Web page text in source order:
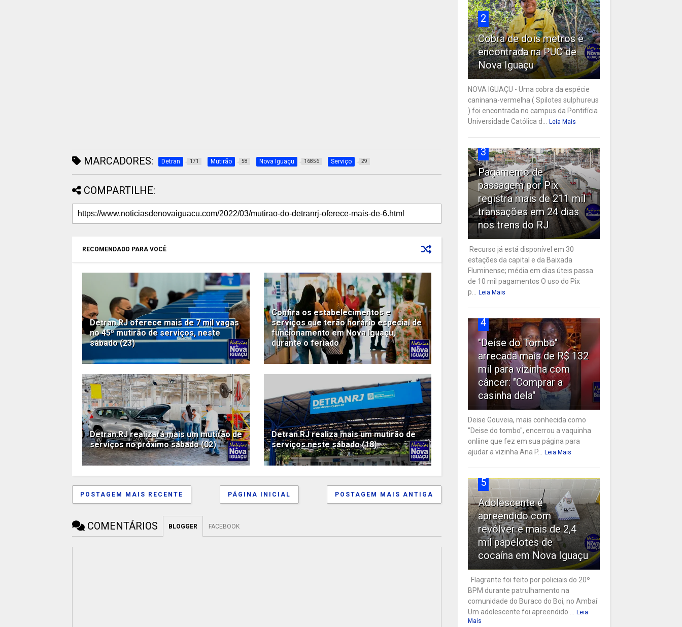
MARCADORES: Detran 171 Mutirão 58 Nova Iguaçu 16856 Serviço 29
COMPARTILHE:
RECOMENDADO PARA VOCÊ
Detran.RJ oferece mais de 7 mil vagas
no 45º mutirão de serviços, neste
sábado (23)
Confira os estabelecimentos e
serviços que terão horário especial de
funcionamento em Nova Iguaçu,
durante o feriado
Detran.RJ realizará mais um mutirão de
serviços no próximo sábado (02)
Detran.RJ realiza mais um mutirão de
serviços neste sábado (18)
POSTAGEM MAIS RECENTE POSTAGEM MAIS ANTIGA
PÁGINA INICIAL
COMENTÁRIOS BLOGGER FACEBOOK
2
Cobra de dois metros é
encontrada na PUC de
Nova Iguaçu
NOVA IGUAÇU - Uma cobra da espécie
caninana-vermelha ( Spilotes sulphureus
) foi encontrada no campus da Pontifícia
Universidade Católica d...
Leia Mais
3
Pagamento de
passagem por Pix
registra mais de 211 mil
transações em 24 dias
nos trens do RJ
Recurso já está disponível em 30
estações da capital e da Baixada
Fluminense; média em dias úteis passa
de 10 mil pagamentos O uso do Pix
p...
Leia Mais
4
"Deise do Tombo"
arrecada mais de R$ 132
mil para vizinha com
câncer: "Comprar a
casinha dela"
Deise Gouveia, mais conhecida como
"Deise do tombo", encerrou a vaquinha
onliine que fez em sua página para
ajudar a vizinha Ana P...
Leia Mais
5
Adolescente é
apreendido com
revólver e mais de 2,4
mil papelotes de
cocaína em Nova Iguaçu
Flagrante foi feito por policiais do 20º
BPM durante patrulhamento na
comunidade do Buraco do Boi, no Ambaí
Um adolescente foi apreendido ...
Leia
Mais